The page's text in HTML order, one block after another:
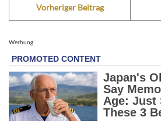
Vorheriger Beitrag
Werbung